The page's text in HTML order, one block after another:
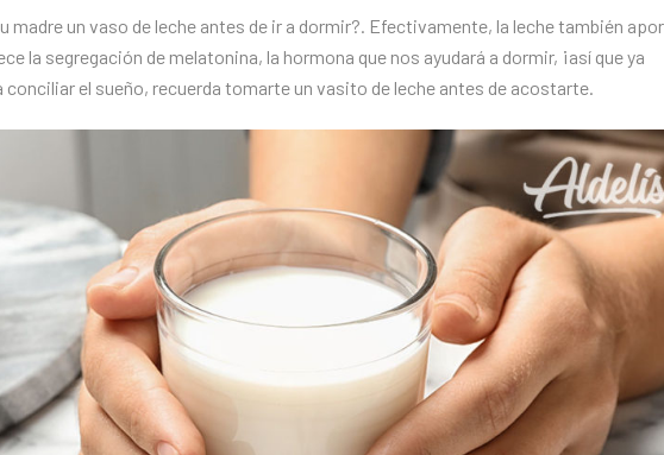
madre un vaso de leche antes de ir a dormir?. Efectivamente, la leche también
la segregación de melatonina, la hormona que nos ayudará a dormir, ¡así que ya
el sueño, recuerda tomarte un vasito de leche antes de acostarte.